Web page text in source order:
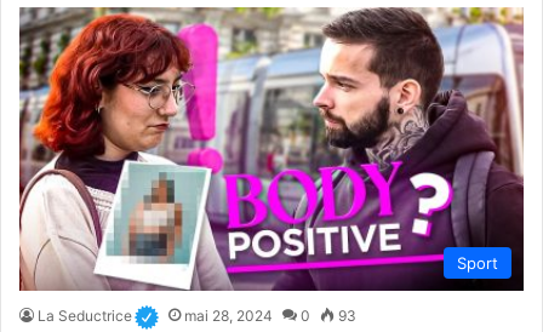
Sport
La Seductrice mai 28, 2024 0 93